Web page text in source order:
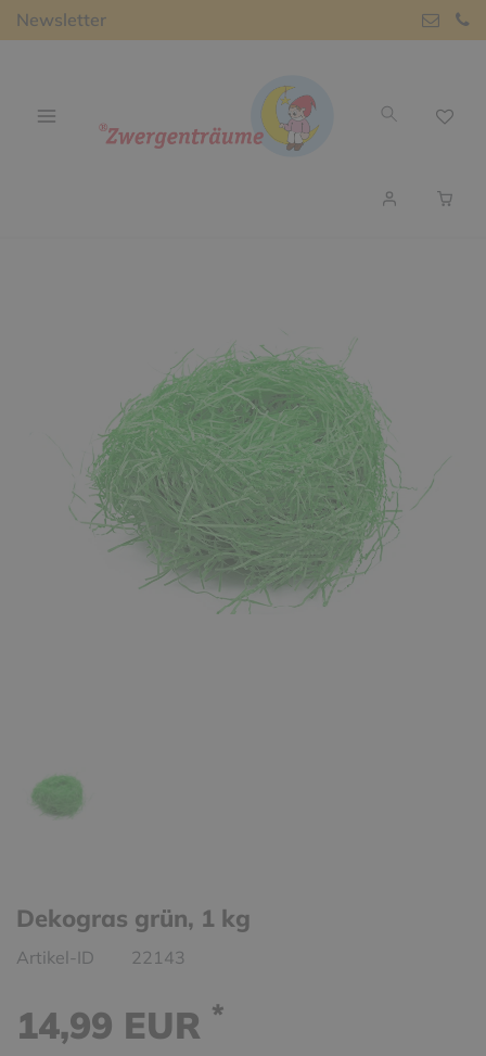
Newsletter
Dekogras grün, 1 kg
Artikel-ID 22143
14,99 EUR *